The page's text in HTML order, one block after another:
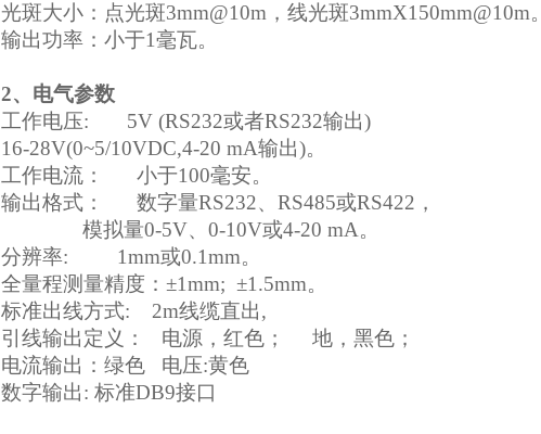
光斑大小：点光斑3mm@10m，线光斑3mmX150mm@10m。
输出功率：小于1毫瓦。
2、电气参数
工作电压: 5V (RS232或者RS232输出)
16-28V(0~5/10VDC,4-20 mA输出)。
工作电流： 小于100毫安。
输出格式： 数字量RS232、RS485或RS422，
模拟量0-5V、0-10V或4-20 mA。
分辨率: 1mm或0.1mm。
全量程测量精度：±1mm; ±1.5mm。
标准出线方式: 2m线缆直出,
引线输出定义： 电源，红色； 地，黑色；
电流输出：绿色 电压:黄色
数字输出: 标准DB9接口